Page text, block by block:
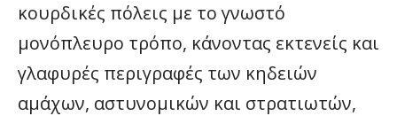
κουρδικές πόλεις με το γνωστό
μονόπλευρο τρόπο, κάνοντας εκτενείς και
γλαφυρές περιγραφές των κηδειών
αμάχων, αστυνομικών και στρατιωτών,